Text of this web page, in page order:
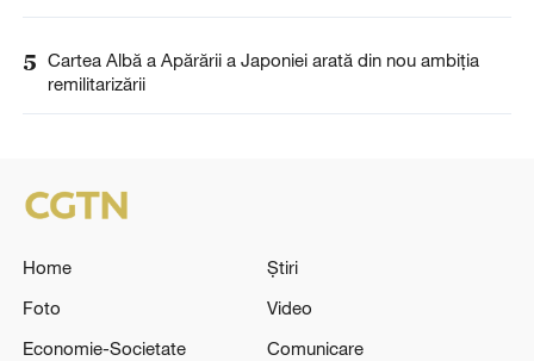
5 Cartea Albă a Apărării a Japoniei arată din nou ambiția
remilitarizării
Home
Știri
Foto
Video
Economie-Societate
Comunicare